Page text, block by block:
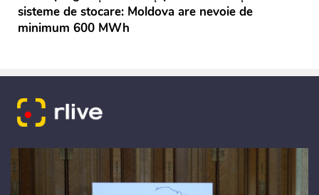
sisteme de stocare: Moldova are nevoie de
minimum 600 MWh